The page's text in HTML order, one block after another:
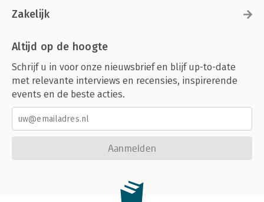
Zakelijk
Altijd op de hoogte
Schrijf u in voor onze nieuwsbrief en blijf up-to-date
met relevante interviews en recensies, inspirerende
events en de beste acties.
Aanmelden